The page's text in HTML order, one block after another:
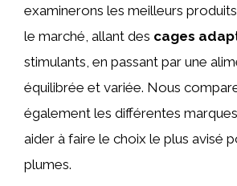
examinerons les meilleurs
le marché, allant des cages
stimulants, en passant par une
équilibrée et variée. Nous
également les différentes
aider à faire le choix le plus avisé
plumes.